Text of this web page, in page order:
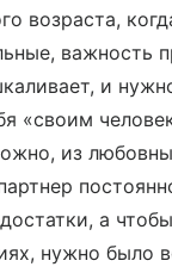
возраста,
важность
и
«своим
из
а
нужно было